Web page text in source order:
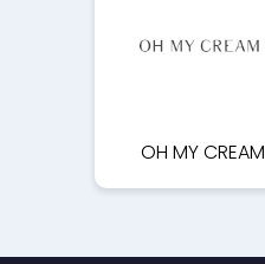
OH MY CREAM